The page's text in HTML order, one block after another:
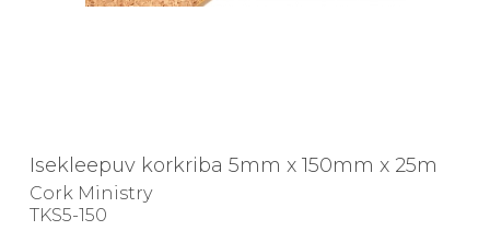
Isekleepuv korkriba 5mm x 150mm x 25m
Cork Ministry
TKS5-150